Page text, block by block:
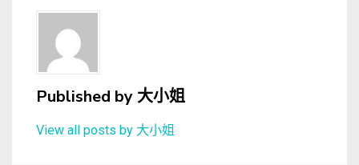
Published by大小姐
View all posts by 大小姐